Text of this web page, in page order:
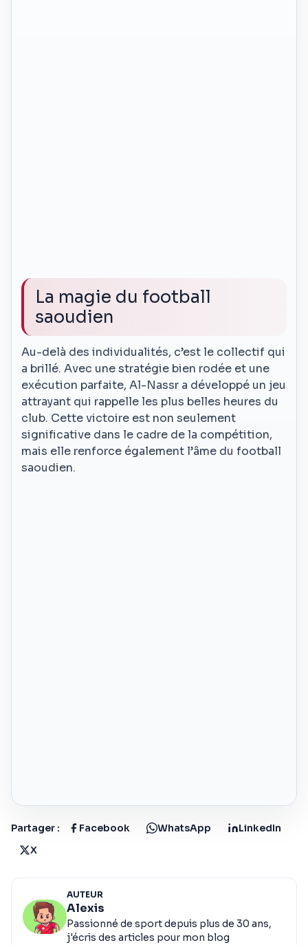
La magie du football
saoudien
Au-delà des individualités, c’est le collectif qui
a brillé. Avec une stratégie bien rodée et une
exécution parfaite, Al-Nassr a développé un jeu
attrayant qui rappelle les plus belles heures du
club. Cette victoire est non seulement
significative dans le cadre de la compétition,
mais elle renforce également l’âme du football
saoudien.
Partager : Facebook WhatsApp
LinkedIn
X
AUTEUR
Alexis
Passionné de sport depuis plus de 30 ans,
j'écris des articles pour mon blog